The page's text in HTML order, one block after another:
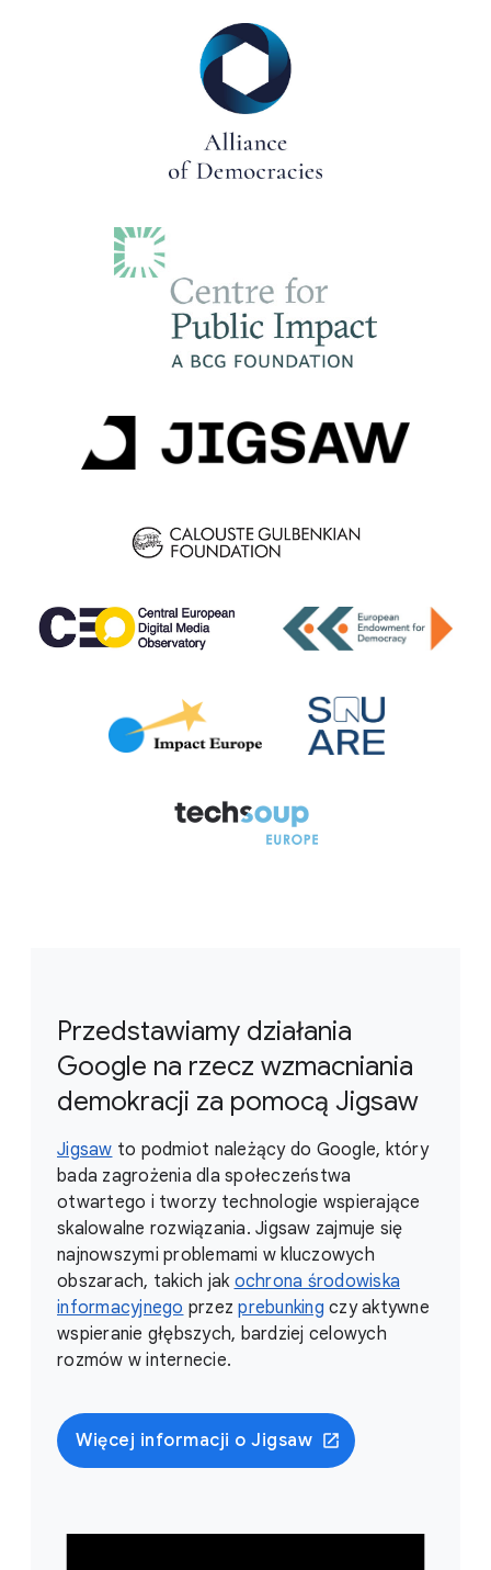
Przedstawiamy działania
Google na rzecz wzmacniania
demokracji za pomocą Jigsaw
Jigsaw to podmiot należący do Google, który
bada zagrożenia dla społeczeństwa
otwartego i tworzy technologie wspierające
skalowalne rozwiązania. Jigsaw zajmuje się
najnowszymi problemami w kluczowych
obszarach, takich jak ochrona środowiska
informacyjnego przezprebunking czy aktywne
wspieranie głębszych, bardziej celowych
rozmów w internecie.
Więcej informacji o Jigsaw